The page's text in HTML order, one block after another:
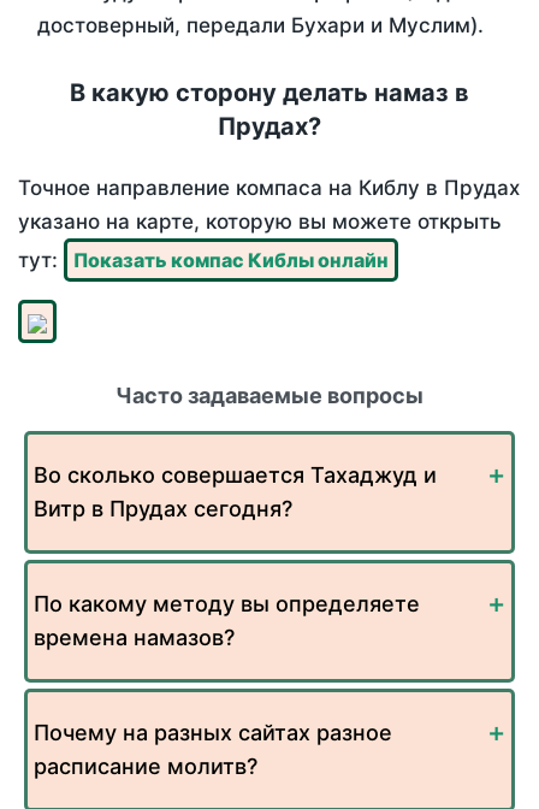
достоверный, передали Бухари и Муслим).
В какую сторону делать намаз в
Прудах?
Точное направление компаса на Киблу в Прудах
указано на карте, которую вы можете открыть
тут:
Показать компас Киблы онлайн
Часто задаваемые вопросы
Во сколько совершается Тахаджуд и
Витр в Прудах сегодня?
По какому методу вы определяете
времена намазов?
Почему на разных сайтах разное
расписание молитв?